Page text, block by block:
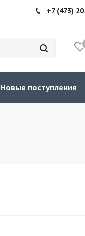
+7 (473)
Новые поступления